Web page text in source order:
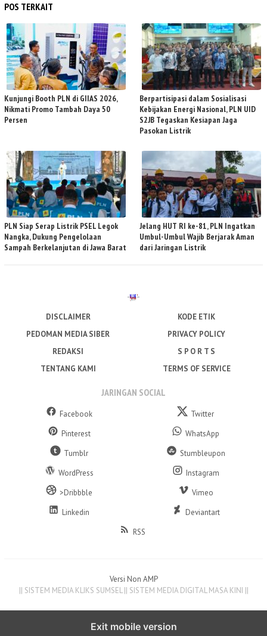
POS TERKAIT
Kunjungi Booth PLN di GIIAS 2026,
Nikmati Promo Tambah Daya 50
Persen
Berpartisipasi dalam Sosialisasi
Kebijakan Energi Nasional, PLN UID
S2JB Tegaskan Kesiapan Jaga
Pasokan Listrik
PLN Siap Serap Listrik PSEL Legok
Nangka, Dukung Pengelolaan
Sampah Berkelanjutan di Jawa Barat
Jelang HUT RI ke-81, PLN Ingatkan
Umbul-Umbul Wajib Berjarak Aman
dari Jaringan Listrik
DISCLAIMER
KODE ETIK
PEDOMAN MEDIA SIBER
PRIVACY POLICY
REDAKSI
S P O R T S
TENTANG KAMI
TERMS OF SERVICE
JARINGAN SOCIAL
Facebook
Twitter
Pinterest
WhatsApp
Tumblr
Stumbleupon
WordPress
Instagram
>Dribbble
Vimeo
Linkedin
Deviantart
RSS
Versi Non AMP
|| SISTEM MEDIA KLIKS SUMSEL || SISTEM MEDIA DIGITAL MASA KINI ||
Exit mobile version